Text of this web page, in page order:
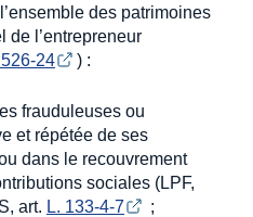
des patrimoines
de l’entrepreneur
526-24 ) :
frauduleuses ou
et répétée de ses
dans le recouvrement
sociales (LPF,
art. L. 133-4-7 ;